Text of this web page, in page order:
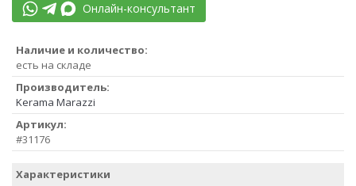
Онлайн-консультант
Наличие и количество:
есть на складе
Производитель:
Kerama Marazzi
Артикул:
#31176
Характеристики